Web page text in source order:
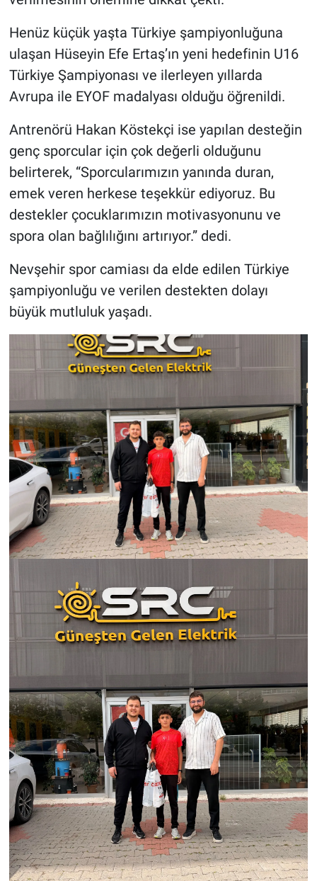
Henüz küçük yaşta Türkiye şampiyonluğuna
ulaşan Hüseyin Efe Ertaş’ın yeni hedefinin U16
Türkiye Şampiyonası ve ilerleyen yıllarda
Avrupa ile EYOF madalyası olduğu öğrenildi.
Antrenörü Hakan Köstekçi ise yapılan desteğin
genç sporcular için çok değerli olduğunu
belirterek, “Sporcularımızın yanında duran,
emek veren herkese teşekkür ediyoruz. Bu
destekler çocuklarımızın motivasyonunu ve
spora olan bağlılığını artırıyor.” dedi.
Nevşehir spor camiası da elde edilen Türkiye
şampiyonluğu ve verilen destekten dolayı
büyük mutluluk yaşadı.
Kültür - Sanat
Politika
Magazin
Haberde İnsan